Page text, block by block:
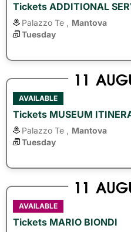
Tickets ADDITIONAL
Palazzo Te ,
Mantova
Tuesday
11
AVAILABLE
Tickets MUSEUM
Palazzo Te ,
Mantova
Tuesday
11
AVAILABLE
Tickets MARIO BIONDI